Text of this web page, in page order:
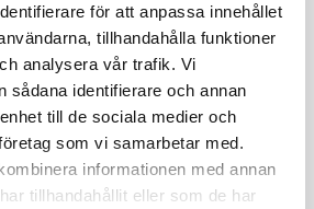
för att anpassa innehållet
tillhandahålla funktioner
analysera vår trafik. Vi
sådana identifierare och annan
till de sociala medier och
som vi samarbetar med.
informationen med annan
tillhandahållit eller som de har
7d 1m 3m 1å 5å
Köp / Sälj